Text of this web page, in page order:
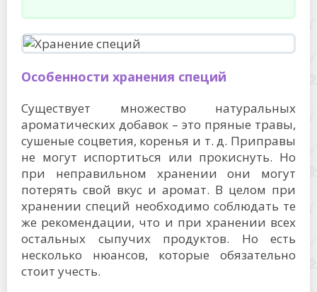
Особенности хранения специй
Существует множество натуральных
ароматических добавок – это пряные травы,
сушеные соцветия, коренья и т. д. Приправы
не могут испортиться или прокиснуть. Но
при неправильном хранении они могут
потерять свой вкус и аромат. В целом при
хранении специй необходимо соблюдать те
же рекомендации, что и при хранении всех
остальных сыпучих продуктов. Но есть
несколько нюансов, которые обязательно
стоит учесть.